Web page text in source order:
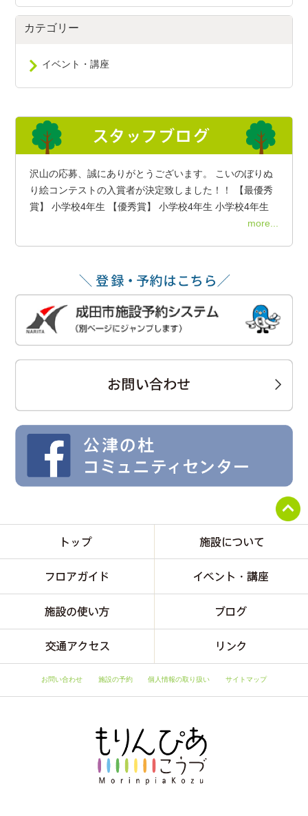
カテゴリー
イベント・講座
沢山の応募、誠にありがとうございます。 こいのぼりぬ
り絵コンテストの入賞者が決定致しました！！ 【最優秀
賞】 小学校4年生 【優秀賞】 小学校4年生 小学校4年生
more...
お問い合わせ 施設の予約 個人情報の取り扱い サイトマップ